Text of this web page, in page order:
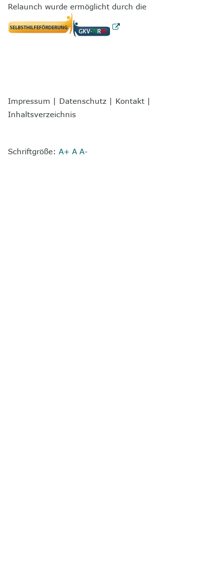
Relaunch wurde ermöglicht durch die
Impressum | Datenschutz | Kontakt |
Inhaltsverzeichnis
Schriftgröße: A+ A A-